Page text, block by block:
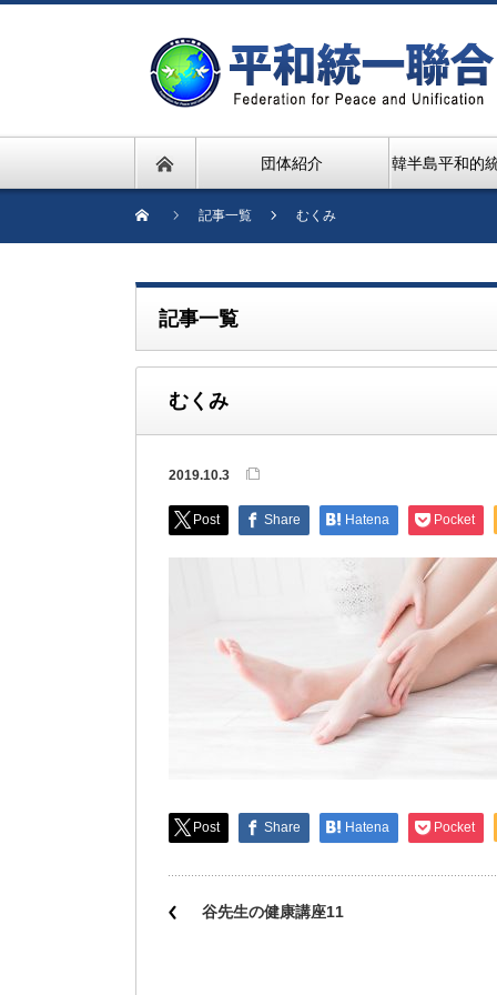
団体紹介 韓半島平和的
記事一覧 むくみ
記事一覧
むくみ
2019.10.3
Post Share Hatena Pocket
Post Share Hatena Pocket
谷先生の健康講座11